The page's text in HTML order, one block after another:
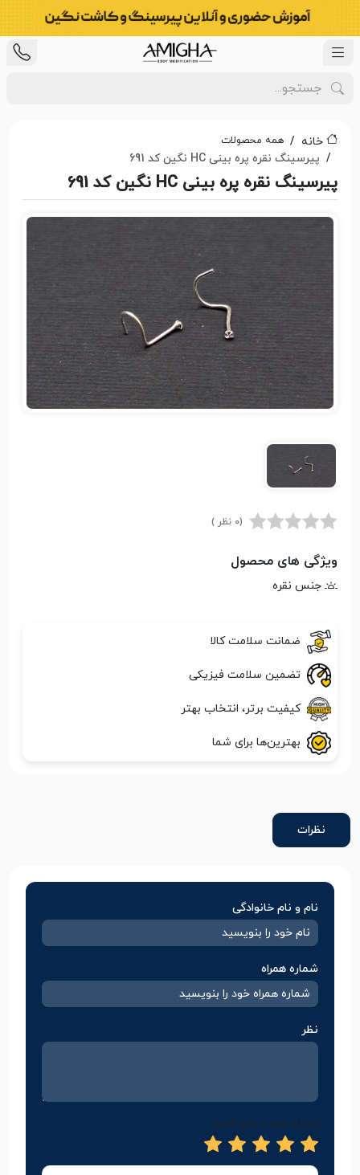
خانه همه محصولات
پیرسینگ نقره پره بینی HC نگین کد 691
پیرسینگ نقره پره بینی HC نگین کد 691
(0 نظر )
ویژگی های محصول
جنس نقره
ضمانت سلامت کالا
تضمین سلامت فیزیکی
کیفیت برتر، انتخاب بهتر
بهترین‌ها برای شما
نظرات
نام و نام خانوادگی
شماره همراه
نظر
امتیاز خود را وارد کنید